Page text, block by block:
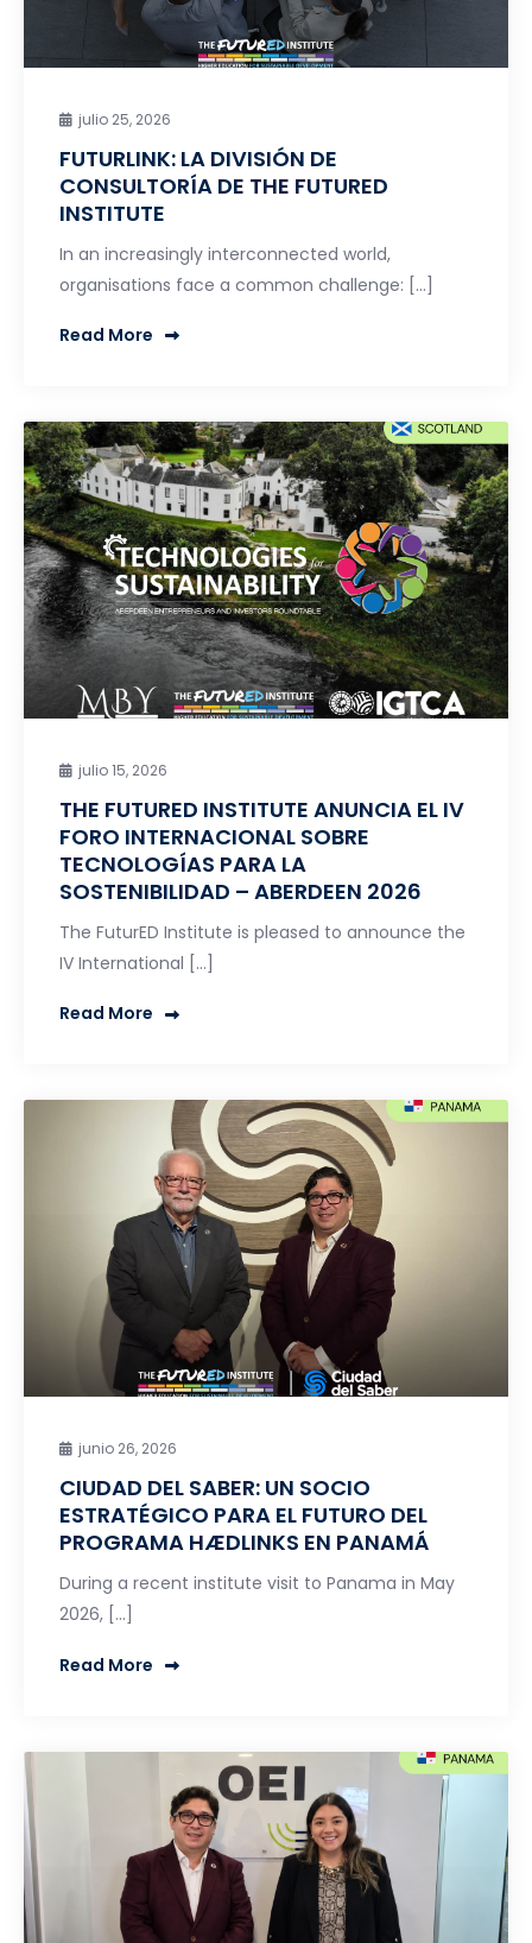
julio 25, 2026
FUTURLINK: LA DIVISIÓN DE
CONSULTORÍA DE THE FUTURED
INSTITUTE
In an increasingly interconnected world,
organisations face a common challenge: […]
Read More
julio 15, 2026
THE FUTURED INSTITUTE ANUNCIA EL IV
FORO INTERNACIONAL SOBRE
TECNOLOGÍAS PARA LA
SOSTENIBILIDAD – ABERDEEN 2026
The FuturED Institute is pleased to announce the
IV International […]
Read More
junio 26, 2026
CIUDAD DEL SABER: UN SOCIO
ESTRATÉGICO PARA EL FUTURO DEL
PROGRAMA HÆDLINKS EN PANAMÁ
During a recent institute visit to Panama in May
2026, […]
Read More